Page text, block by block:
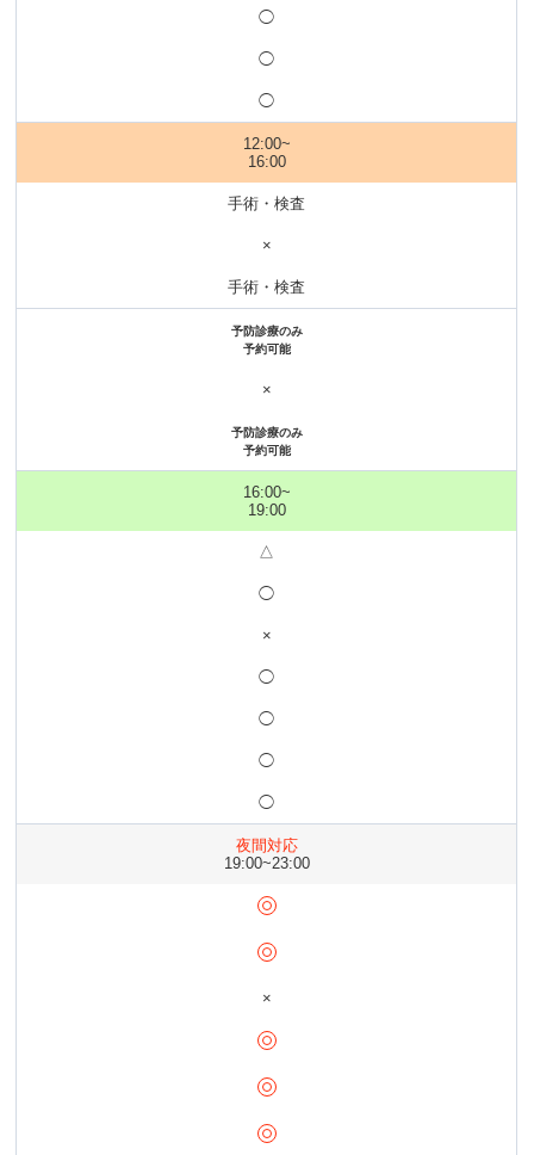
◯
◯
◯
12:00~
16:00
手術・検査
×
手術・検査
予防診療のみ
予約可能
×
予防診療のみ
予約可能
16:00~
19:00
△
◯
×
◯
◯
◯
◯
夜間対応
19:00~23:00
×